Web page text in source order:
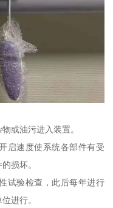
或油污进入装置。
启速度使系统各部件有受
损坏。
试验检查，此后每年进行
进行。